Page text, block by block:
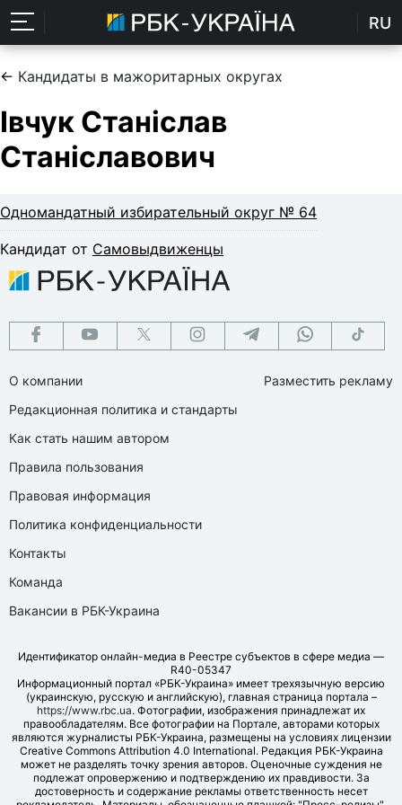
RU
← Кандидаты в мажоритарных округах
Івчук Станіслав
Станіславович
Одномандатный избирательный округ № 64
Кандидат от Самовыдвиженцы
О компании
Редакционная политика и стандарты
Как стать нашим автором
Правила пользования
Правовая информация
Политика конфиденциальности
Контакты
Команда
Вакансии в РБК-Украина
Разместить рекламу
Идентификатор онлайн-медиа в Реестре субъектов в сфере медиа —
R40-05347
Информационный портал «РБК-Украина» имеет трехязычную версию
(украинскую, русскую и английскую), главная страница портала –
https://www.rbc.ua. Фотографии, изображения принадлежат их
правообладателям. Все фотографии на Портале, авторами которых
являются журналисты РБК-Украина, размещены на условиях лицензии
Creative Commons Attribution 4.0 International. Редакция РБК-Украина
может не разделять точку зрения авторов. Оценочные суждения не
подлежат опровержению и подтверждению их правдивости. За
достоверность и содержание рекламы ответственность несет